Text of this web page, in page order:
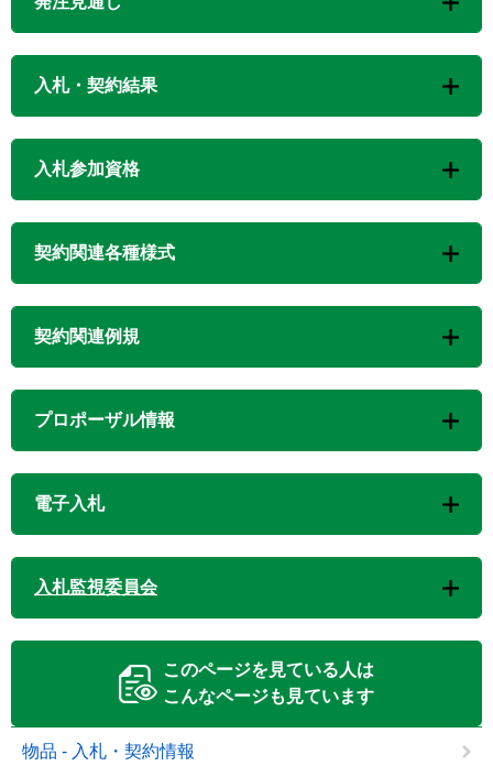
入札・契約結果
入札参加資格
契約関連各種様式
契約関連例規
プロポーザル情報
電子入札
入札監視委員会
このページを見ている人は
こんなページも見ています
物品 - 入札・契約情報